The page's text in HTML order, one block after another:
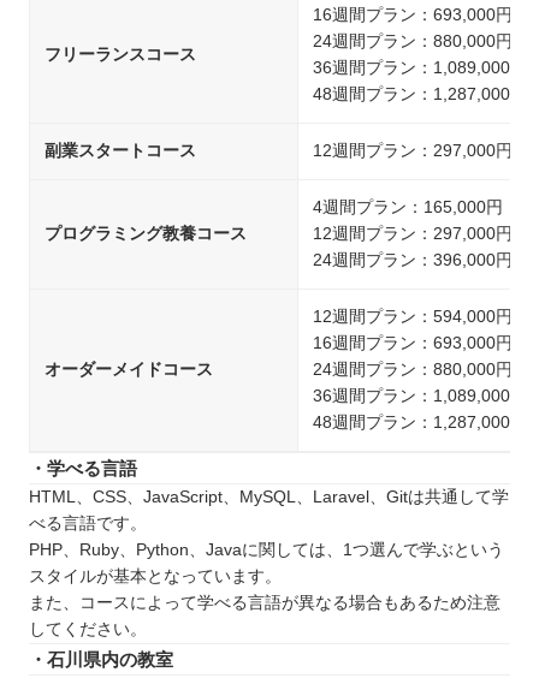
フリーランスコース
16週間プラン：693,000円
24週間プラン：880,000円
36週間プラン：1,089,000円
48週間プラン：1,287,000円
副業スタートコース 12週間プラン：297,000円
プログラミング教養コース
4週間プラン：165,000円
12週間プラン：297,000円
24週間プラン：396,000円
オーダーメイドコース
12週間プラン：594,000円
16週間プラン：693,000円
24週間プラン：880,000円
36週間プラン：1,089,000円
48週間プラン：1,287,000円
・学べる言語
HTML、CSS、JavaScript、MySQL、Laravel、Gitは共通して学
べる言語です。
PHP、Ruby、Python、Javaに関しては、1つ選んで学ぶという
スタイルが基本となっています。
また、コースによって学べる言語が異なる場合もあるため注意
してください。
・石川県内の教室